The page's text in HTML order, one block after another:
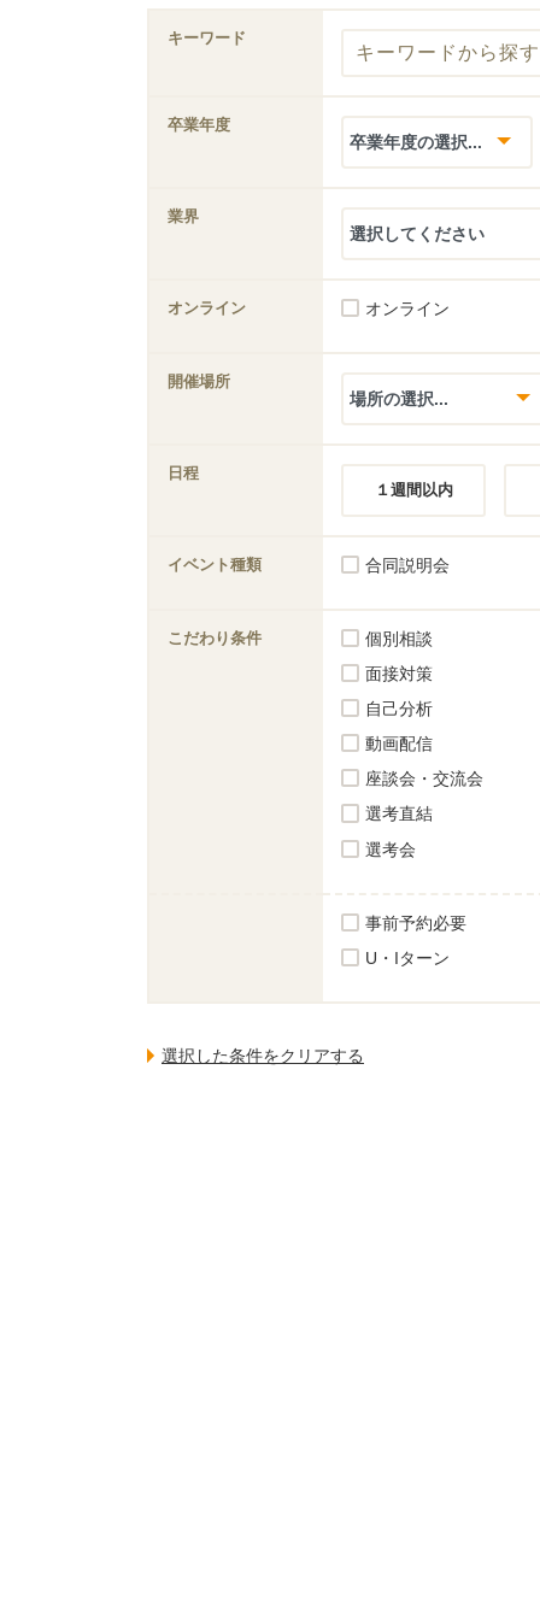
キーワード
卒業年度
業界
オンライン オンライン
開催場所
日程
１週間以内
イベント種類 合同説明会
こだわり条件 個別相談
面接対策
自己分析
動画配信
座談会・交流会
選考直結
選考会
事前予約必要
U・Iターン